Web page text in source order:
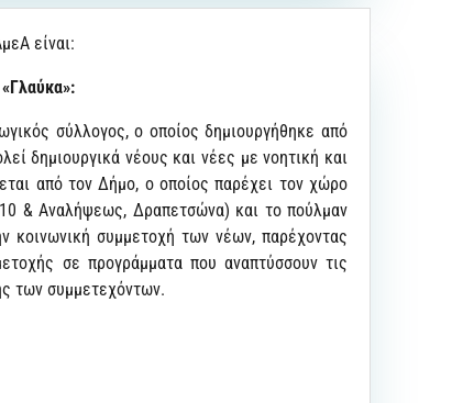
είναι:
σύλλογος, ο οποίος δημιουργήθηκε από
δημιουργικά νέους και νέες με νοητική και
από τον Δήμο, ο οποίος παρέχει τον χώρο
& Αναλήψεως, Δραπετσώνα) και το πούλμαν
κοινωνική συμμετοχή των νέων, παρέχοντας
σε προγράμματα που αναπτύσσουν τις
των συμμετεχόντων.